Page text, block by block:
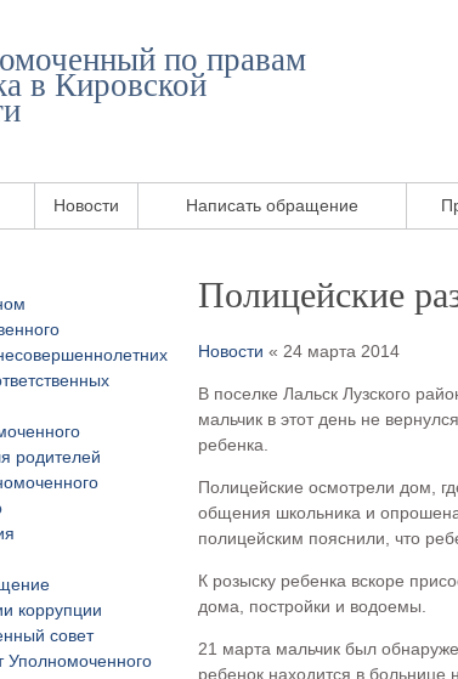
по правам
в Кировской
Новости Написать обращение
родителей
коррупции
совет
Уполномоченного
Полицейские
Новости « 24 марта 2014
В поселке Лальск Лузского
мальчик в этот день не
ребенка.
Полицейские осмотрели дом,
общения школьника и
полицейским пояснили, что
К розыску ребенка вскоре
дома, постройки и водоемы.
21 марта мальчик был
ребенок находится в больнице